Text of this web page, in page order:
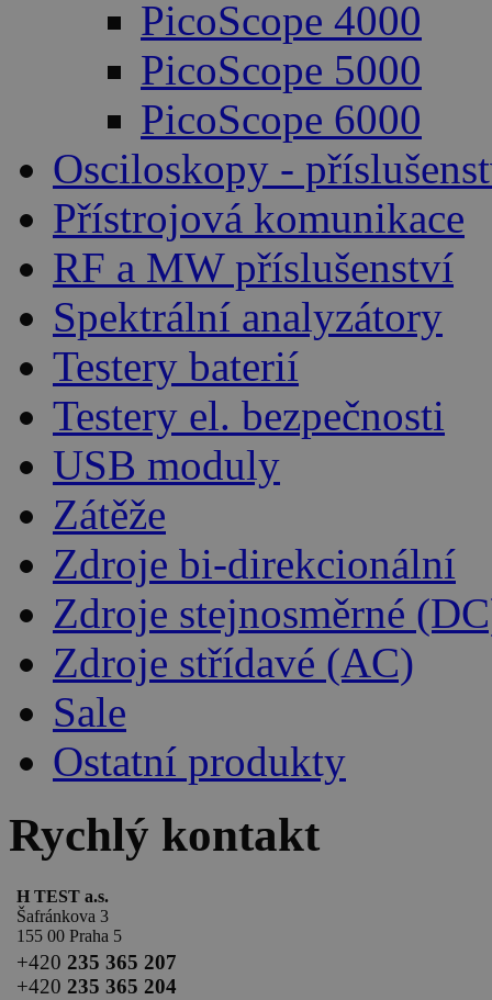
PicoScope 4000
PicoScope 5000
PicoScope 6000
Osciloskopy -
Přístrojová komunikace
RF a MW příslušenství
Spektrální analyzátory
Testery baterií
Testery el. bezpečnosti
USB moduly
Zátěže
Zdroje bi-direkcionální
Zdroje stejnosměrné
Zdroje střídavé (AC)
Sale
Ostatní produkty
Rychlý kontakt
H TEST a.s.
Šafránkova 3
155 00 Praha 5
+420 235 365 207
+420 235 365 204